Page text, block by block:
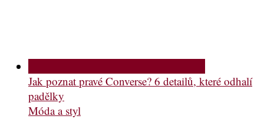
Jak poznat pravé Converse? 6 detailů, které odhalí
padělky
Móda a styl